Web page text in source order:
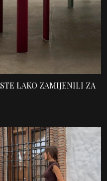
LAKO ZAMIJENILI ZA